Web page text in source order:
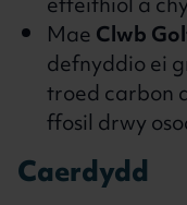
MaeClwb
defnyddio ei
troed carbon
ffosil drwy
Caerdydd